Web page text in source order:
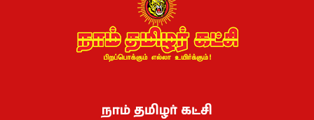
நாம் தமிழர் கட்சி